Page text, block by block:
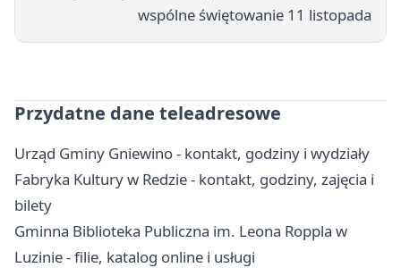
wspólne świętowanie 11 listopada
Przydatne dane teleadresowe
Urząd Gminy Gniewino - kontakt, godziny i wydziały
Fabryka Kultury w Redzie - kontakt, godziny, zajęcia i
bilety
Gminna Biblioteka Publiczna im. Leona Roppla w
Luzinie - filie, katalog online i usługi